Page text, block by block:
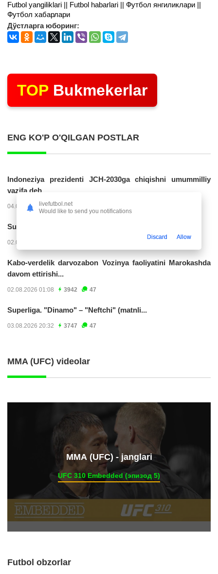
Futbol yangiliklari || Futbol habarlari || Футбол янгиликлари ||
Футбол хабарлари
Дўстларга юборинг:
TOP Bukmekerlar
ENG KO'P O'QILGAN POSTLAR
Indoneziya prezidenti JCH-2030ga chiqishni umummilliy
vazifa deb...
04.08.2026 02:11 14256
Superliga. “Buxoro” - “Lokomotiv”...
02.08.2026 03:08
Kabo-verdelik darvozabon Vozinya faoliyatini Marokashda
davom ettirishi...
02.08.2026 01:08 3942 47
Superliga. "Dinamo" – "Neftchi" (matnli...
03.08.2026 20:32 3747 47
MMA (UFC) videolar
ММА (UFC) - janglari
UFC 310 Embedded (эпизод 5)
Futbol obzorlar
livefutbol.net
Would like to send you notifications
Discard Allow